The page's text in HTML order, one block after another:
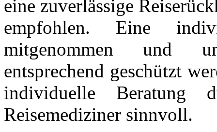
eine zuverlässige
empfohlen. Eine
mitgenommen und
entsprechend geschützt
individuelle Beratung
Reisemediziner sinnvoll.